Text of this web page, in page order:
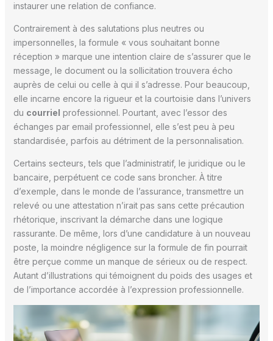
instaurer une relation de confiance.
Contrairement à des salutations plus neutres ou
impersonnelles, la formule « vous souhaitant bonne
réception » marque une intention claire de s’assurer que le
message, le document ou la sollicitation trouvera écho
auprès de celui ou celle à qui il s’adresse. Pour beaucoup,
elle incarne encore la rigueur et la courtoisie dans l’univers
du courriel professionnel. Pourtant, avec l’essor des
échanges par email professionnel, elle s’est peu à peu
standardisée, parfois au détriment de la personnalisation.
Certains secteurs, tels que l’administratif, le juridique ou le
bancaire, perpétuent ce code sans broncher. À titre
d’exemple, dans le monde de l’assurance, transmettre un
relevé ou une attestation n’irait pas sans cette précaution
rhétorique, inscrivant la démarche dans une logique
rassurante. De même, lors d’une candidature à un nouveau
poste, la moindre négligence sur la formule de fin pourrait
être perçue comme un manque de sérieux ou de respect.
Autant d’illustrations qui témoignent du poids des usages et
de l’importance accordée à l’expression professionnelle.